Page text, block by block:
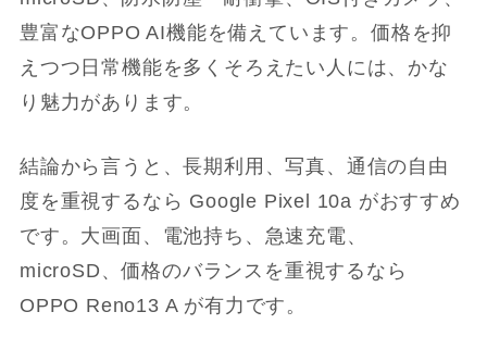
豊富なOPPO AI機能を備えています。価格を抑
えつつ日常機能を多くそろえたい人には、かな
り魅力があります。
結論から言うと、長期利用、写真、通信の自由
度を重視するなら Google Pixel 10a がおすすめ
です。大画面、電池持ち、急速充電、
microSD、価格のバランスを重視するなら
OPPO Reno13 A が有力です。